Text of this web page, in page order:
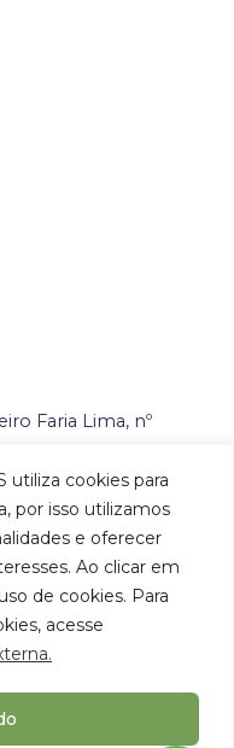
utiliza cookies para
por isso utilizamos
e oferecer
Ao clicar em
de cookies. Para
acesse
Faria Lima, nº